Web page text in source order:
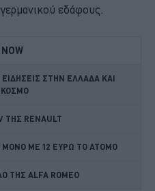
εδάφους.
NOW
ΕΙΔΗΣΕΙΣ ΣΤΗΝ ΕΛΛΑΔΑ ΚΑΙ
ΤΗΣ RENAULT
ΜΟΝΟ ΜΕ 12 ΕΥΡΩ ΤΟ ΑΤΟΜΟ
ΤΗΣ ALFA ROMEO